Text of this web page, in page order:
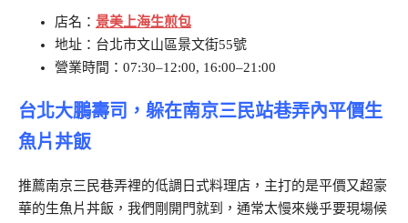
店名： 景美上海生煎包
地址：台北市文山區景文街55號
營業時間：07:30–12:00, 16:00–21:00
台北大鵬壽司，躲在南京三民站巷弄內平價生
魚片丼飯
推薦南京三民巷弄裡的低調日式料理店，主打的是平價又超豪
華的生魚片丼飯，我們剛開門就到，通常太慢來幾乎要現場候